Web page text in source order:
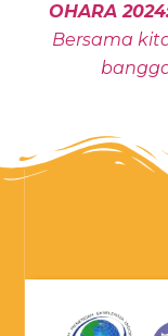
OHARA
Bersama